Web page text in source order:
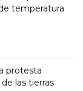
temperatura
protesta
las tierras